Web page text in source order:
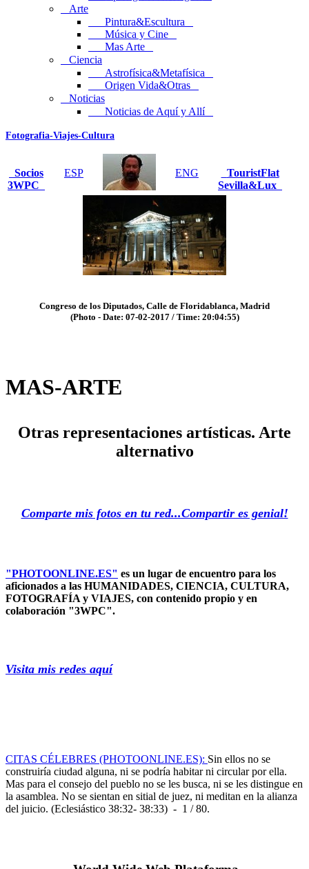
Arte
Pintura&Escultura
Música y Cine
Mas Arte
Ciencia
Astrofísica&Metafísica
Origen Vida&Otras
Noticias
Noticias de Aquí y Allí
Fotografia-Viajes-Cultura
Socios
3WPC
ESP ENG
TouristFlat
Sevilla&Lux
Congreso de los Diputados, Calle de Floridablanca, Madrid
(Photo - Date: 07-02-2017 / Time: 20:04:55)
MAS-ARTE
Otras representaciones artísticas. Arte
alternativo
Comparte mis fotos en tu red...Compartir es genial!
"PHOTOONLINE.ES" es un lugar de encuentro para los
aficionados a las HUMANIDADES, CIENCIA, CULTURA,
FOTOGRAFÍA y VIAJES, con contenido propio y en
colaboración "3WPC".
Visita mis redes aquí
CITAS CÉLEBRES (PHOTOONLINE.ES): Sin ellos no se
construiría ciudad alguna, ni se podría habitar ni circular por ella.
Mas para el consejo del pueblo no se les busca, ni se les distingue en
la asamblea. No se sientan en sitial de juez, ni meditan en la alianza
del juicio. (Eclesiástico 38:32- 38:33) - 1 / 80.